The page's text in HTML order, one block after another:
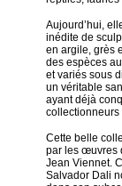
Aujourd’hui,
inédite de
en argile, grès
des espèces
et variés sous
un véritable
ayant déjà
Cette belle
par les œuvres
Jean Viennet.
Salvador Dali